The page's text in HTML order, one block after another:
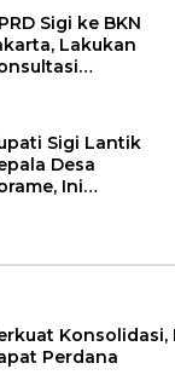
Sigi ke BKN
Lakukan
Sigi Lantik
Desa
Ini
Konsolidasi,
Perdana